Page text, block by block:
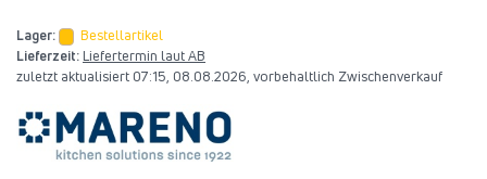
Lager:
Bestellartikel
Lieferzeit: Liefertermin laut AB
zuletzt aktualisiert 07:15, 08.08.2026, vorbehaltlich Zwischenverkauf